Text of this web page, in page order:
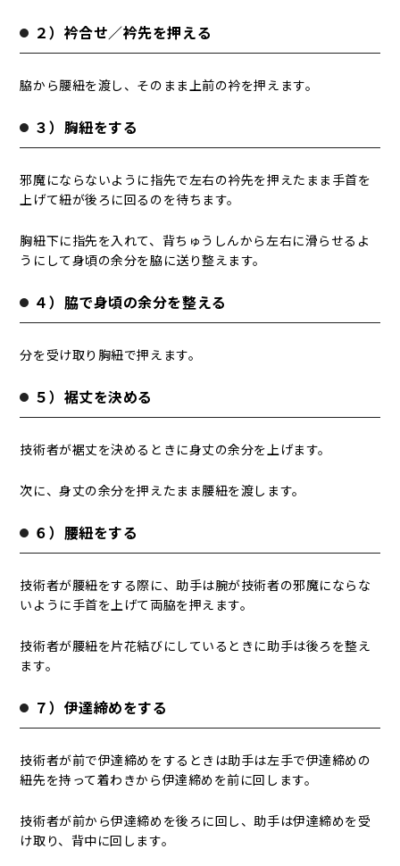
２）衿合せ／衿先を押える
脇から腰紐を渡し、そのまま上前の衿を押えます。
３）胸紐をする
邪魔にならないように指先で左右の衿先を押えたまま手首を
上げて紐が後ろに回るのを待ちます。
胸紐下に指先を入れて、背ちゅうしんから左右に滑らせるよ
うにして身頃の余分を脇に送り整えます。
４）脇で身頃の余分を整える
分を受け取り胸紐で押えます。
５）裾丈を決める
技術者が裾丈を決めるときに身丈の余分を上げます。
次に、身丈の余分を押えたまま腰紐を渡します。
６）腰紐をする
技術者が腰紐をする際に、助手は腕が技術者の邪魔にならな
いように手首を上げて両脇を押えます。
技術者が腰紐を片花結びにしているときに助手は後ろを整え
ます。
７）伊達締めをする
技術者が前で伊達締めをするときは助手は左手で伊達締めの
紐先を持って着わきから伊達締めを前に回します。
技術者が前から伊達締めを後ろに回し、助手は伊達締めを受
け取り、背中に回します。